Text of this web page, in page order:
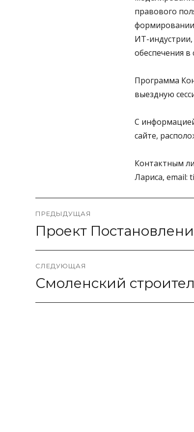
правового
ИТ-
обеспечения
Программа
выездную
С
сайте,
Контактным
Лариса, email:
по
записям
ПРЕДЫДУЩАЯ
Предыдущая
запись:
Проект
СЛЕДУЮЩАЯ
Следующая
запись:
Смоленский